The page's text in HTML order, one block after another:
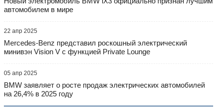
автомобилем в мире
22 апр 2025
Mercedes-Benz представил роскошный электрический
минивэн Vision V с функцией Private Lounge
05 апр 2025
BMW заявляет о росте продаж электрических автомобилей
на 26,4% в 2025 году